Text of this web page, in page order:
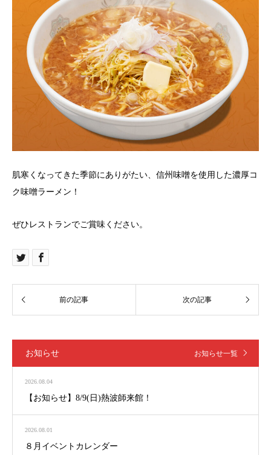
肌寒くなってきた季節にありがたい、信州味噌を使用した濃厚コ
ク味噌ラーメン！
ぜひレストランでご賞味ください。
お知らせ お知らせ一覧
2026.08.04
【お知らせ】8/9(日)熱波師来館！
2026.08.01
８月イベントカレンダー